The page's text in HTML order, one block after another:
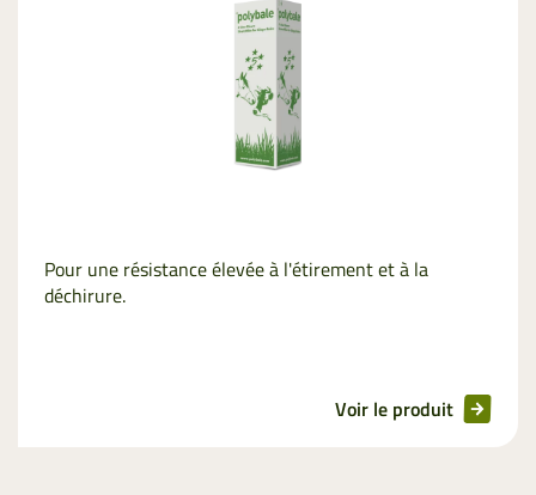
Pour une résistance élevée à l'étirement et à la
déchirure.
Voir le produit